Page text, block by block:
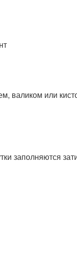
валиком или
заполняются